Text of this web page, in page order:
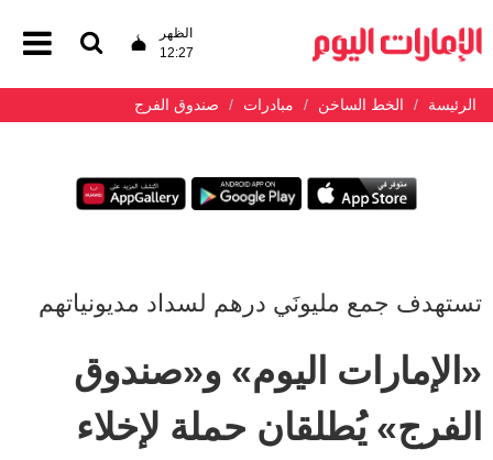
الظهر
12:27
الرئيسة الخط الساخن مبادرات صندوق الفرج
تستهدف جمع مليونَي درهم لسداد مديونياتهم
«الإمارات اليوم» و«صندوق
الفرج» يُطلقان حملة لإخلاء